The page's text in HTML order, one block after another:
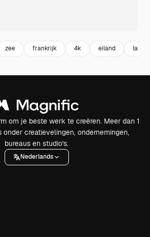
zee frankrijk 4k eiland
om je beste werk te creëren. Meer dan 1
onder creatievelingen, ondernemingen,
bureaus en studio's.
Nederlands